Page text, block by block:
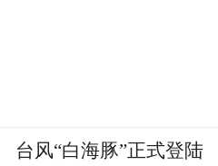
台风“白海豚”正式登陆